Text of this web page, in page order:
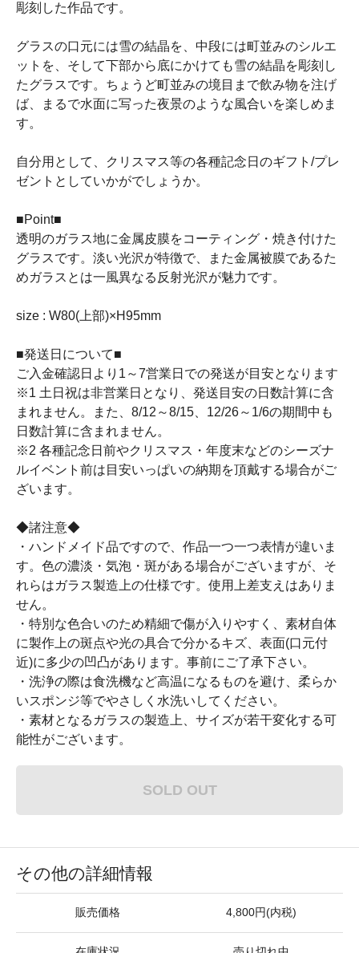
彫刻した作品です。
グラスの口元には雪の結晶を、中段には町並みのシルエ
ットを、そして下部から底にかけても雪の結晶を彫刻し
たグラスです。ちょうど町並みの境目まで飲み物を注げ
ば、まるで水面に写った夜景のような風合いを楽しめま
す。
自分用として、クリスマス等の各種記念日のギフト/プレ
ゼントとしていかがでしょうか。
■Point■
透明のガラス地に金属皮膜をコーティング・焼き付けた
グラスです。淡い光沢が特徴で、また金属被膜であるた
めガラスとは一風異なる反射光沢が魅力です。
size : W80(上部)×H95mm
■発送日について■
ご入金確認日より1～7営業日での発送が目安となります
※1 土日祝は非営業日となり、発送目安の日数計算に含
まれません。また、8/12～8/15、12/26～1/6の期間中も
日数計算に含まれません。
※2 各種記念日前やクリスマス・年度末などのシーズナ
ルイベント前は目安いっぱいの納期を頂戴する場合がご
ざいます。
◆諸注意◆
・ハンドメイド品ですので、作品一つ一つ表情が違いま
す。色の濃淡・気泡・斑がある場合がございますが、そ
れらはガラス製造上の仕様です。使用上差支えはありま
せん。
・特別な色合いのため精細で傷が入りやすく、素材自体
に製作上の斑点や光の具合で分かるキズ、表面(口元付
近)に多少の凹凸があります。事前にご了承下さい。
・洗浄の際は食洗機など高温になるものを避け、柔らか
いスポンジ等でやさしく水洗いしてください。
・素材となるガラスの製造上、サイズが若干変化する可
能性がございます。
SOLD OUT
その他の詳細情報
販売価格 4,800円(内税)